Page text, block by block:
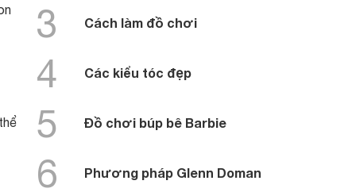
3 Cách làm đồ chơi
4 Các kiểu tóc đẹp
5 Đồ chơi búp bê Barbie
6 Phương pháp Glenn Doman